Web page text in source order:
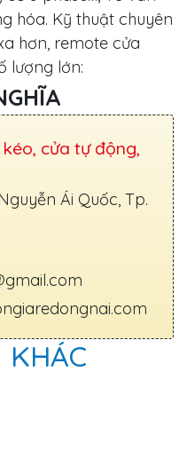
hóa. Kỹ thuật chuyên
hơn, remote cửa
lượng lớn:
cửa tự động,
Ái Quốc, Tp.
KHÁC